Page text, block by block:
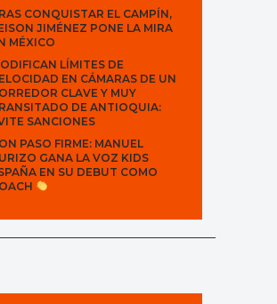
CONQUISTAR EL CAMPÍN,
JIMÉNEZ PONE LA MIRA
MÉXICO
LÍMITES DE
EN CÁMARAS DE UN
CLAVE Y MUY
DE ANTIOQUIA:
SANCIONES
PASO FIRME: MANUEL
GANA LA VOZ KIDS
EN SU DEBUT COMO